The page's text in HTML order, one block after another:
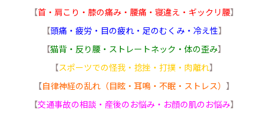
【首・肩こり・膝の痛み・腰痛・寝違え・ギックリ腰】
【頭痛・疲労・目の疲れ・足のむくみ・冷え性】
【猫背・反り腰・ストレートネック・体の歪み】
【スポーツでの怪我・捻挫・打撲・肉離れ】
【自律神経の乱れ（目眩・耳鳴・不眠・ストレス） 】
【交通事故の相談・産後のお悩み・お顔の肌のお悩み】